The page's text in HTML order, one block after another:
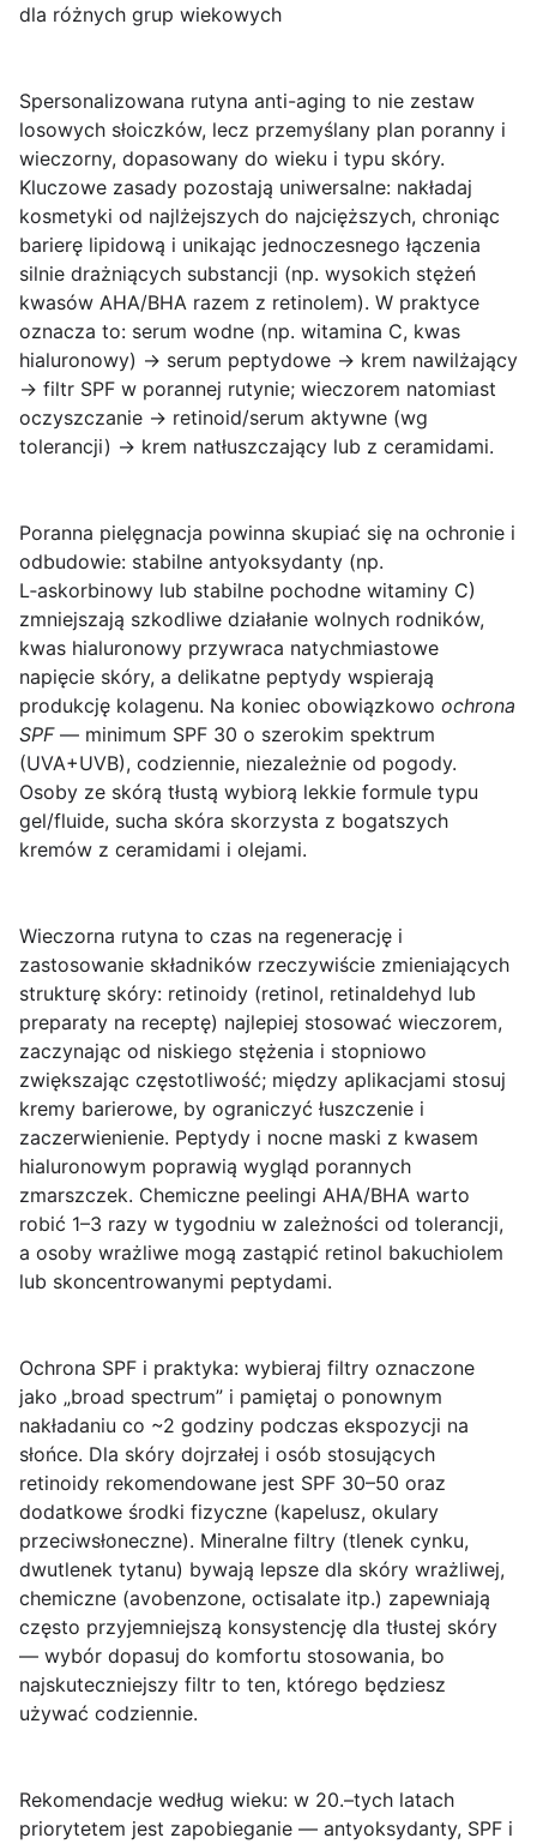
dla różnych grup wiekowych
Spersonalizowana rutyna anti-aging to nie zestaw
losowych słoiczków, lecz przemyślany plan poranny i
wieczorny, dopasowany do wieku i typu skóry.
Kluczowe zasady pozostają uniwersalne: nakładaj
kosmetyki od najlżejszych do najcięższych, chroniąc
barierę lipidową i unikając jednoczesnego łączenia
silnie drażniących substancji (np. wysokich stężeń
kwasów AHA/BHA razem z retinolem). W praktyce
oznacza to: serum wodne (np. witamina C, kwas
hialuronowy) → serum peptydowe → krem nawilżający
→ filtr SPF w porannej rutynie; wieczorem natomiast
oczyszczanie → retinoid/serum aktywne (wg
tolerancji) → krem natłuszczający lub z ceramidami.
Poranna pielęgnacja powinna skupiać się na ochronie i
odbudowie: stabilne antyoksydanty (np.
L‑askorbinowy lub stabilne pochodne witaminy C)
zmniejszają szkodliwe działanie wolnych rodników,
kwas hialuronowy przywraca natychmiastowe
napięcie skóry, a delikatne peptydy wspierają
produkcję kolagenu. Na koniec obowiązkowo ochrona
SPF— minimum SPF 30 o szerokim spektrum
(UVA+UVB), codziennie, niezależnie od pogody.
Osoby ze skórą tłustą wybiorą lekkie formule typu
gel/fluide, sucha skóra skorzysta z bogatszych
kremów z ceramidami i olejami.
Wieczorna rutyna to czas na regenerację i
zastosowanie składników rzeczywiście zmieniających
strukturę skóry: retinoidy (retinol, retinaldehyd lub
preparaty na receptę) najlepiej stosować wieczorem,
zaczynając od niskiego stężenia i stopniowo
zwiększając częstotliwość; między aplikacjami stosuj
kremy barierowe, by ograniczyć łuszczenie i
zaczerwienienie. Peptydy i nocne maski z kwasem
hialuronowym poprawią wygląd porannych
zmarszczek. Chemiczne peelingi AHA/BHA warto
robić 1–3 razy w tygodniu w zależności od tolerancji,
a osoby wrażliwe mogą zastąpić retinol bakuchiolem
lub skoncentrowanymi peptydami.
Ochrona SPF i praktyka: wybieraj filtry oznaczone
jako „broad spectrum” i pamiętaj o ponownym
nakładaniu co ~2 godziny podczas ekspozycji na
słońce. Dla skóry dojrzałej i osób stosujących
retinoidy rekomendowane jest SPF 30–50 oraz
dodatkowe środki fizyczne (kapelusz, okulary
przeciwsłoneczne). Mineralne filtry (tlenek cynku,
dwutlenek tytanu) bywają lepsze dla skóry wrażliwej,
chemiczne (avobenzone, octisalate itp.) zapewniają
często przyjemniejszą konsystencję dla tłustej skóry
— wybór dopasuj do komfortu stosowania, bo
najskuteczniejszy filtr to ten, którego będziesz
używać codziennie.
Rekomendacje według wieku: w 20.–tych latach
priorytetem jest zapobieganie — antyoksydanty, SPF i